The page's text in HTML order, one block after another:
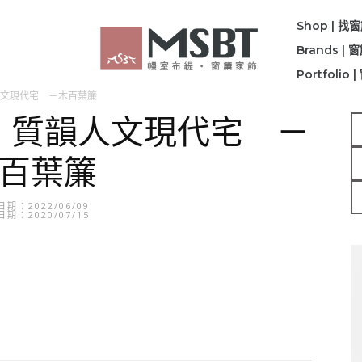
Shop | 找
Brands | 窗
Portfolio |
現代宅 －木百葉簾
質韻人文現代宅 －
葉簾
期：2022/06/09
期：2020/07/15